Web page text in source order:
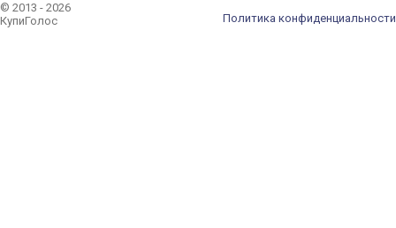
© 2013 - 2026
КупиГолос
Политика конфиденциальности